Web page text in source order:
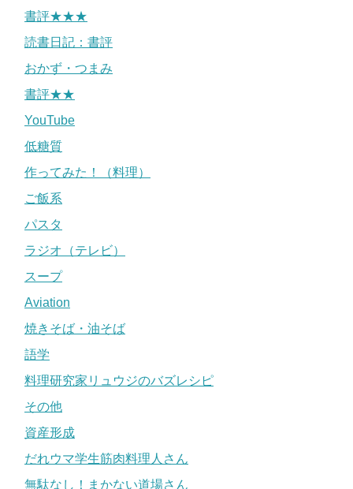
書評★★★
読書日記：書評
おかず・つまみ
書評★★
YouTube
低糖質
作ってみた！（料理）
ご飯系
パスタ
ラジオ（テレビ）
スープ
Aviation
焼きそば・油そば
語学
料理研究家リュウジのバズレシピ
その他
資産形成
だれウマ学生筋肉料理人さん
無駄なし！まかない道場さん